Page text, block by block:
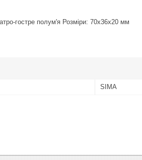
гостре полум'я Розміри: 70х36х20 мм
SIMA